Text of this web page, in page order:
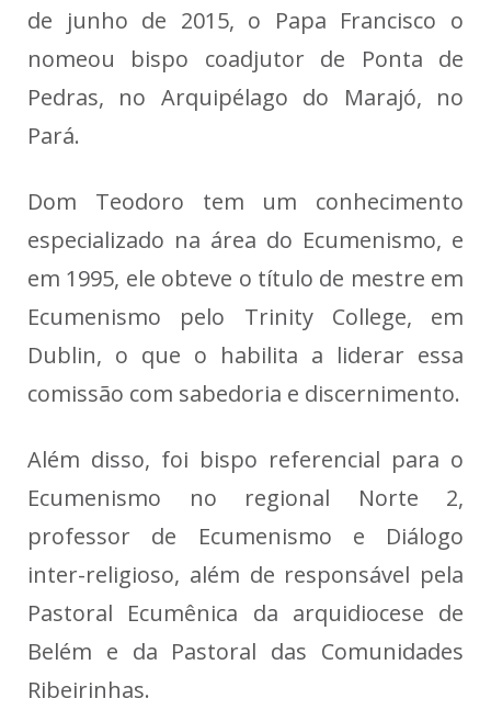
de junho de 2015, o Papa Francisco o
nomeou bispo coadjutor de Ponta de
Pedras, no Arquipélago do Marajó, no
Pará.
Dom Teodoro tem um conhecimento
especializado na área do Ecumenismo, e
em 1995, ele obteve o título de mestre em
Ecumenismo pelo Trinity College, em
Dublin, o que o habilita a liderar essa
comissão com sabedoria e discernimento.
Além disso, foi bispo referencial para o
Ecumenismo no regional Norte 2,
professor de Ecumenismo e Diálogo
inter-religioso, além de responsável pela
Pastoral Ecumênica da arquidiocese de
Belém e da Pastoral das Comunidades
Ribeirinhas.